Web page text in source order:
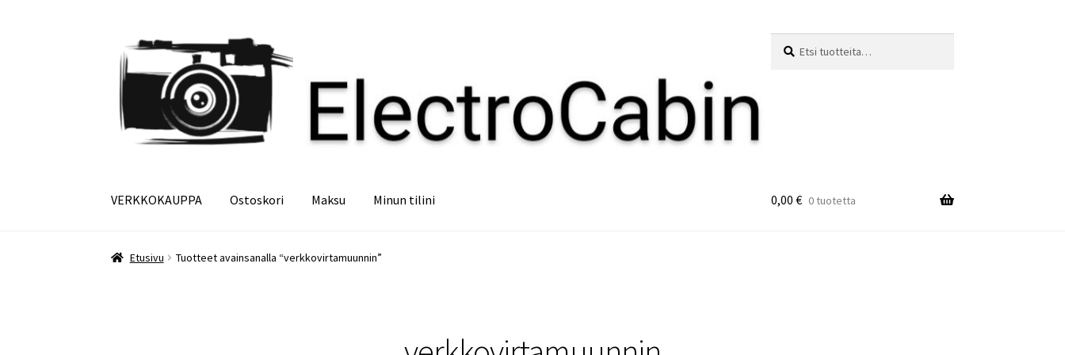
Siirry
navigointiin
Siirry
sisältöön
VERKKOKAUPPA Ostoskori Maksu Minun tilini
Etusivu Maksu Minun tilini Ostoskori
0,00 € 0 tuotetta
Etusivu Tuotteet avainsanalla “verkkovirtamuunnin”